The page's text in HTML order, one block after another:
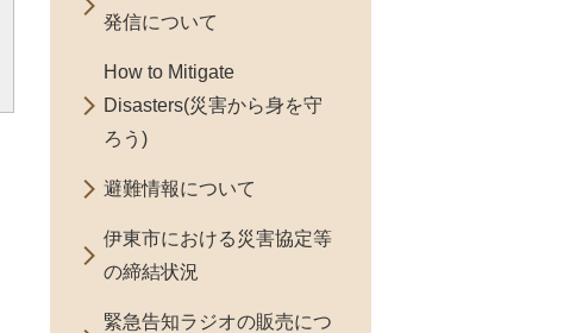
発信について
How to Mitigate
Disasters(災害から身を守
ろう)
避難情報について
伊東市における災害協定等
の締結状況
緊急告知ラジオの販売につ